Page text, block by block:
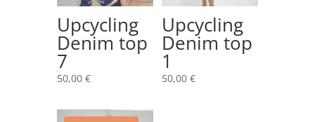
Upcycling
Denim top
7
50,00 €
Upcycling
Denim top
1
50,00 €